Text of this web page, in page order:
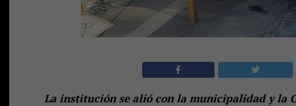
La institución se alió con la municipalidad y la